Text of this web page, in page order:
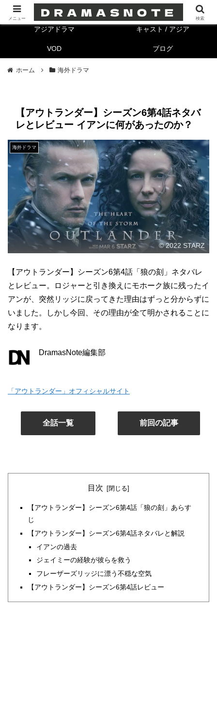
海外ドラマ キャスト/海外
アジアドラマ キャスト / アジア
VOD ブログ
ホーム 海外ドラマ
【アウトランダー】シーズン6第4話ネタバ
レとレビュー イアンに何があったのか？
海外ドラマ
© 2022 STARZ
【アウトランダー】シーズン6第4話「狼の刻」ネタバレ
とレビュー。ロジャーと引き換えにモホーク族に残ったイ
アンが、突然リッジに戻ってきた理由はずっと分からずに
いました。しかし今回、その理由が全て明かされることに
なります。
DramasNote編集部
「アウトランダー」オフィシャルサイト
全話一覧 前回の記事
目次
【アウトランダー】シーズン6第4話「狼の刻」あらす
じ
【アウトランダー】シーズン6第4話ネタバレと解説
イアンの過去
ジェイミーの経験が彼らを救う
フレーザーズリッジに漂う不穏な空気
【アウトランダー】シーズン6第4話レビュー
メニュー 検索